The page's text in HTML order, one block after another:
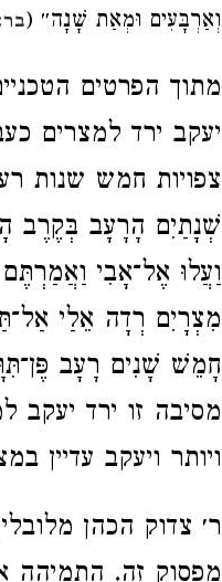
וְאַרְבָּעִים וּמְאַת שָׁנָה״ (
מתוך הפרטים
יעקב ירד למצרים
צפויות חמש שנות
שְׁנָתַיִם הָרָעָב בְּקֶרֶב
וַעֲלוּ אֶל־אָבִי
מִצְרָיִם רְדָה אֵלַי
חָמֵשׁ שָׁנִים רָעָב
מסיבה זו ירד יעקב
ויותר ויעקב עדיין
ר׳ צדוק הכהן